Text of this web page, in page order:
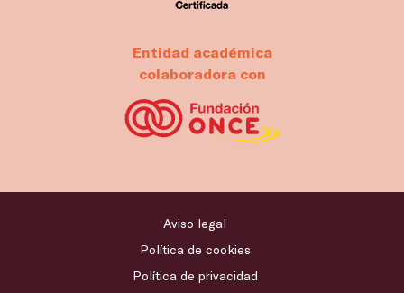
Entidad académica
colaboradora con
Aviso legal
Política de cookies
Política de privacidad